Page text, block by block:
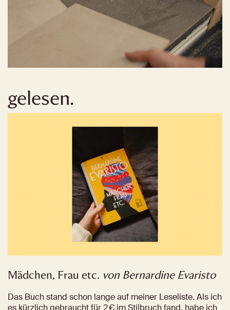
gelesen.
Mädchen, Frau etc. von Bernardine Evaristo
Das Buch stand schon lange auf meiner Leseliste. Als ich
es kürzlich gebraucht für 2 € im Stilbruch fand, habe ich